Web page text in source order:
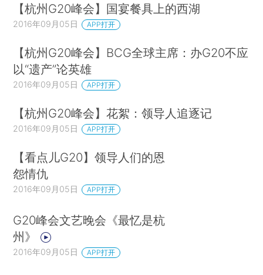
【杭州G20峰会】国宴餐具上的西湖
2016年09月05日 APP打开
【杭州G20峰会】BCG全球主席：办G20不应
以“遗产”论英雄
2016年09月05日 APP打开
【杭州G20峰会】花絮：领导人追逐记
2016年09月05日 APP打开
【看点儿G20】领导人们的恩
怨情仇
2016年09月05日 APP打开
G20峰会文艺晚会《最忆是杭
州》
2016年09月05日 APP打开